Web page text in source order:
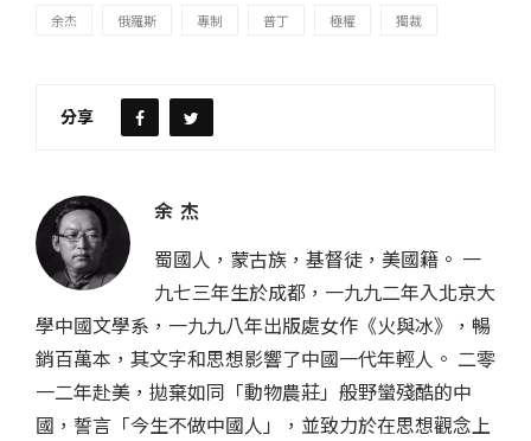
余杰 俄羅斯 專制 普丁 極權 獨裁
分享
余 杰
蜀國人，蒙古族，基督徒，美國籍。 一
九七三年生於成都，一九九二年入北京大
學中國文學系，一九九八年出版處女作《火與冰》，暢
銷百萬本，其文字和思想影響了中國一代年輕人。 二零
一二年赴美，拋棄如同「動物農莊」般野蠻殘酷的中
國，誓言「今生不做中國人」，並致力於在思想觀念上